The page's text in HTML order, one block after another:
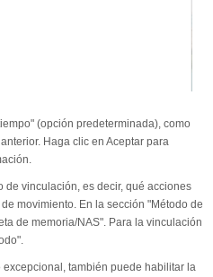
(opción predeterminada), como
Haga clic en Aceptar para
de vinculación, es decir, qué acciones
movimiento. En la sección "Método de
de memoria/NAS". Para la vinculación
también puede habilitar la